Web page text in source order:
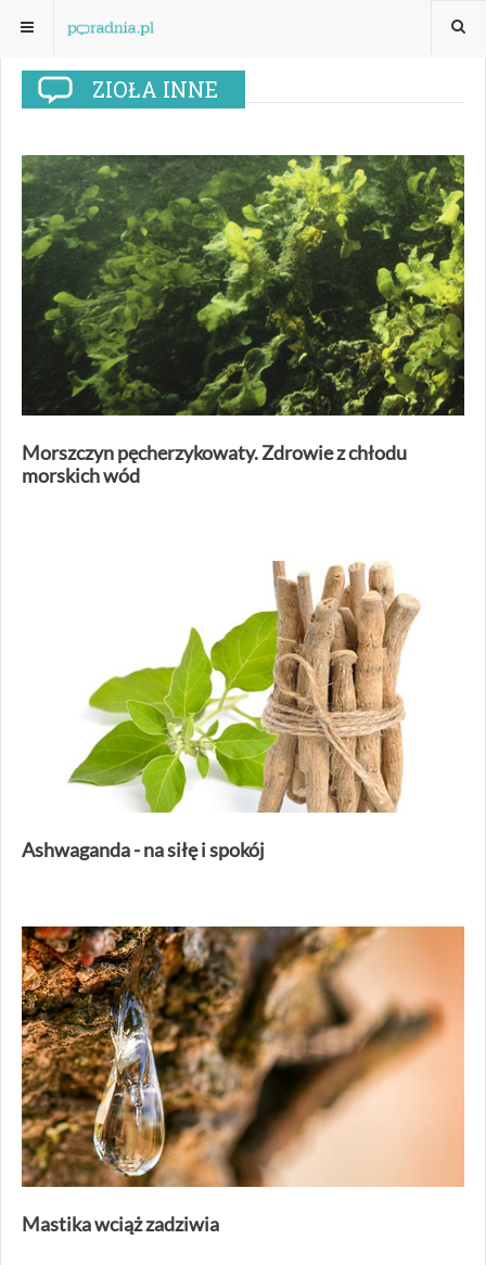
ZIOŁA INNE
Morszczyn pęcherzykowaty. Zdrowie z chłodu
morskich wód
Ashwaganda - na siłę i spokój
Mastika wciąż zadziwia